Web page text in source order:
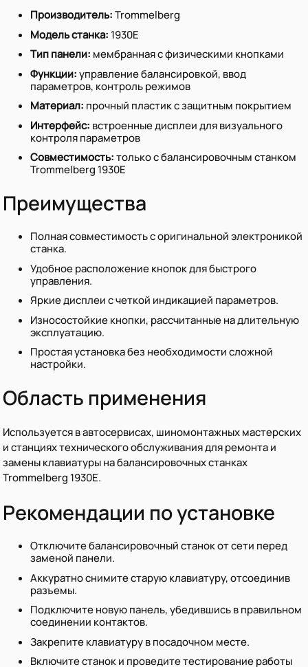
Производитель:Trommelberg
Модель станка: 1930E
Тип панели: мембранная с физическими кнопками
Функции:управление балансировкой, ввод
параметров, контроль режимов
Материал: прочный пластик с защитным покрытием
Интерфейс: встроенные дисплеи для визуального
контроля параметров
Совместимость:только с балансировочным станком
Trommelberg 1930E
Преимущества
Полная совместимость с оригинальной электроникой
станка.
Удобное расположение кнопок для быстрого
управления.
Яркие дисплеи с четкой индикацией параметров.
Износостойкие кнопки, рассчитанные на длительную
эксплуатацию.
Простая установка без необходимости сложной
настройки.
Область применения
Используется в автосервисах, шиномонтажных мастерских
и станциях технического обслуживания для ремонта и
замены клавиатуры на балансировочных станках
Trommelberg 1930E.
Рекомендации по установке
Отключите балансировочный станок от сети перед
заменой панели.
Аккуратно снимите старую клавиатуру, отсоединив
разъемы.
Подключите новую панель, убедившись в правильном
соединении контактов.
Закрепите клавиатуру в посадочном месте.
Включите станок и проведите тестирование работы